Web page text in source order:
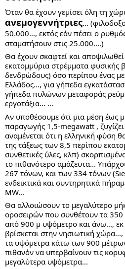
Όταν θα έχουν γεμίσει όλη τη
ανεμογεννήτριες...
50.000..., εκτός εάν πέσει ο
σταματήσουν στις 25.000....)
Θα έχουν σκαφτεί και
εκατομμύρια στρέμματα φυσικής
δενδρώδους) όσο περίπου ένας
Ελλάδος..., για γήπεδα
γήπεδα πυλώνων μεταφοράς
εργοτάξια... ...
Αν υποθέσουμε ότι μια μέση έως
παραγωγής 1,5-megawatt ,
αναμένεται ότι η ελληνική φύση
της τάξεως των 8,5 περίπου
συνθετικές ύλες, κλπ)
το πιθανότερο αμάζευτα...
267 τόνων, και των 334 τόνων
ενδεικτικά και συντηρητικά
MW...
Θα αλλοιώσουν το μεγαλύτερο
οροσειρών που συνθέτουν τα
από 900 μ υψόμετρο και άνω...,
βρίσκεται στην νησιωτική
τα υψόμετρα κάτω των 900
πιθανόν να υπερβαίνουν τις
μεγαλύτερα υψόμετρα...